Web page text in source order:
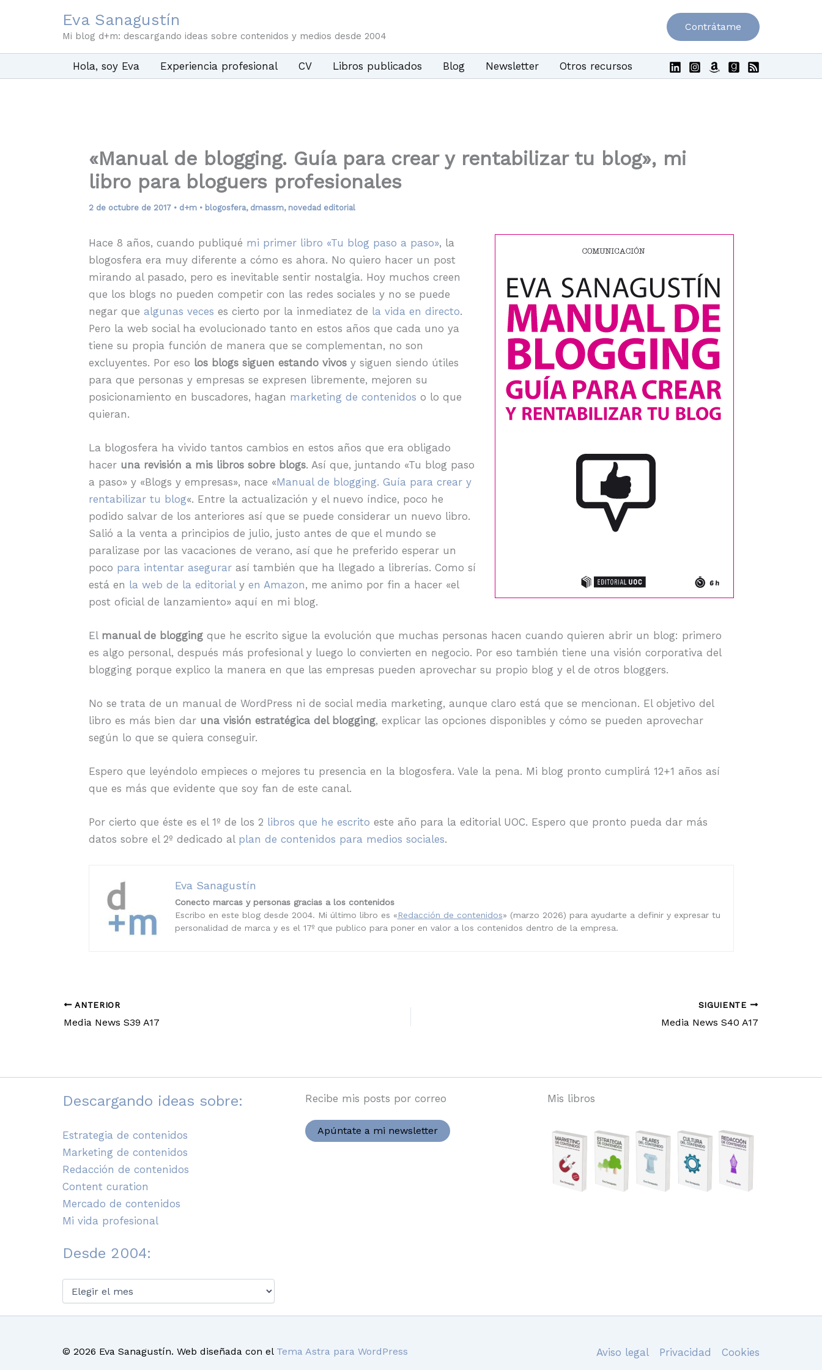
Eva Sanagustín
Mi blog d+m: descargando ideas sobre contenidos y medios desde 2004
Contrátame
Hola, soy Eva Experiencia profesional CV Libros publicados Blog Newsletter Otros recursos
«Manual de blogging. Guía para crear y rentabilizar tu blog», mi
libro para bloguers profesionales
2 de octubre de 2017 • d+m• blogosfera, dmassm, novedad editorial
Hace 8 años, cuando publiqué mi primer libro «Tu blog paso a paso», la
blogosfera era muy diferente a cómo es ahora. No quiero hacer un post
mirando al pasado, pero es inevitable sentir nostalgia. Hoy muchos creen
que los blogs no pueden competir con las redes sociales y no se puede
negar que algunas veces es cierto por la inmediatez de la vida en directo.
Pero la web social ha evolucionado tanto en estos años que cada uno ya
tiene su propia función de manera que se complementan, no son
excluyentes. Por eso los blogs siguen estando vivosy siguen siendo útiles
para que personas y empresas se expresen libremente, mejoren su
posicionamiento en buscadores, hagan marketing de contenidos o lo que
quieran.
La blogosfera ha vivido tantos cambios en estos años que era obligado
hacer una revisión a mis libros sobre blogs. Así que, juntando «Tu blog paso
a paso» y «Blogs y empresas», nace «Manual de blogging. Guía para crear y
rentabilizar tu blog«. Entre la actualización y el nuevo índice, poco he
podido salvar de los anteriores así que se puede considerar un nuevo libro.
Salió a la venta a principios de julio, justo antes de que el mundo se
paralizase por las vacaciones de verano, así que he preferido esperar un
poco para intentar asegurarasí también que ha llegado a librerías. Como sí
está en la web de la editorialy en Amazon, me animo por fin a hacer «el
post oficial de lanzamiento» aquí en mi blog.
El manual de bloggingque he escrito sigue la evolución que muchas personas hacen cuando quieren abrir un blog: primero
es algo personal, después más profesional y luego lo convierten en negocio. Por eso también tiene una visión corporativa del
blogging porque explico la manera en que las empresas pueden aprovechar su propio blog y el de otros bloggers.
No se trata de un manual de WordPress ni de social media marketing, aunque claro está que se mencionan. El objetivo del
libro es más bien dar una visión estratégica del blogging, explicar las opciones disponibles y cómo se pueden aprovechar
según lo que se quiera conseguir.
Espero que leyéndolo empieces o mejores tu presencia en la blogosfera. Vale la pena. Mi blog pronto cumplirá 12+1 años así
que es más que evidente que soy fan de este canal.
Por cierto que éste es el 1º de los 2 libros que he escrito este año para la editorial UOC. Espero que pronto pueda dar más
datos sobre el 2º dedicado al plan de contenidos para medios sociales.
Eva Sanagustín
Conecto marcas y personas gracias a los contenidos
Escribo en este blog desde 2004. Mi último libro es «Redacción de contenidos» (marzo 2026) para ayudarte a definir y expresar tu
personalidad de marca y es el 17º que publico para poner en valor a los contenidos dentro de la empresa.
ANTERIOR
Media News S39 A17
SIGUIENTE
Media News S40 A17
Descargando ideas sobre:
Estrategia de contenidos
Marketing de contenidos
Redacción de contenidos
Content curation
Mercado de contenidos
Mi vida profesional
Desde 2004:
2004:
Recibe mis posts por correo
Apúntate a mi newsletter
Mis libros
© 2026 Eva Sanagustín. Web diseñada con el Tema Astra para WordPress Aviso legal Privacidad Cookies